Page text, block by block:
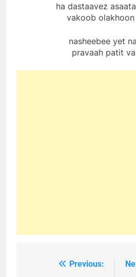
ha dastaavez
vakoob olakhoon
nasheebee yet
pravaah patit
Previous: